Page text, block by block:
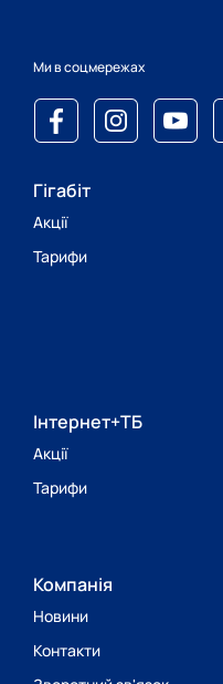
Ми в соцмережах
Гігабіт
Акції
Тарифи
Інтернет+ТБ
Акції
Тарифи
Компанія
Новини
Контакти